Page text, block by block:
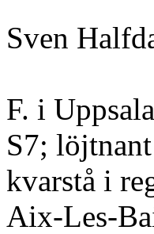
Sven
F. i
S7;
kvarstå i
Aix-Les-